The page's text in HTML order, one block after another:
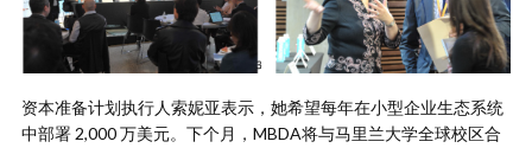
资本准备计划执行人索妮亚表示，她希望每年在小型企业生态系统
中部署 2,000 万美元。下个月，MBDA将与马里兰大学全球校区合